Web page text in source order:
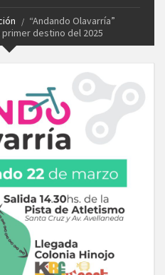
“Andando Olavarría”
destino del 2025